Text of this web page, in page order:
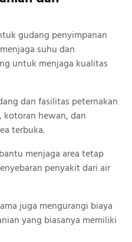
gudang penyimpanan
suhu dan
untuk menjaga kualitas
dan fasilitas peternakan
kotoran hewan, dan
terbuka.
menjaga area tetap
penyakit dari air
juga mengurangi biaya
yang biasanya memiliki